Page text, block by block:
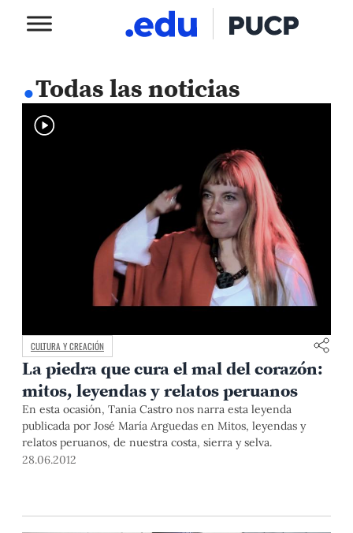
.Todas las noticias
CULTURA Y CREACIÓN
La piedra que cura el mal del corazón:
mitos, leyendas y relatos peruanos
En esta ocasión, Tania Castro nos narra esta leyenda
publicada por José María Arguedas en Mitos, leyendas y
relatos peruanos, de nuestra costa, sierra y selva.
28.06.2012